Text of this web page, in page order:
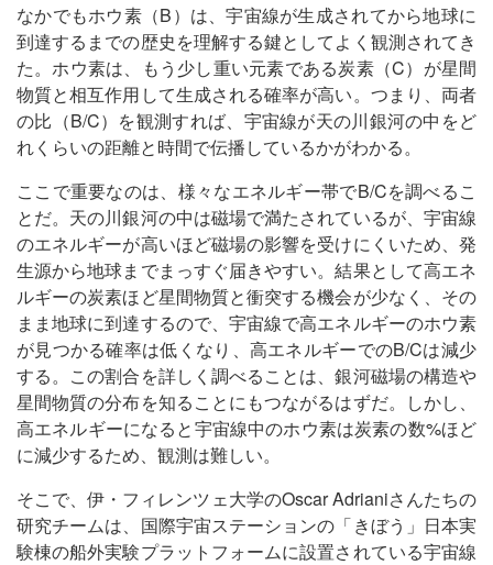
なかでもホウ素（B）は、宇宙線が生成されてから地球に
到達するまでの歴史を理解する鍵としてよく観測されてき
た。ホウ素は、もう少し重い元素である炭素（C）が星間
物質と相互作用して生成される確率が高い。つまり、両者
の比（B/C）を観測すれば、宇宙線が天の川銀河の中をど
れくらいの距離と時間で伝播しているかがわかる。
ここで重要なのは、様々なエネルギー帯でB/Cを調べるこ
とだ。天の川銀河の中は磁場で満たされているが、宇宙線
のエネルギーが高いほど磁場の影響を受けにくいため、発
生源から地球までまっすぐ届きやすい。結果として高エネ
ルギーの炭素ほど星間物質と衝突する機会が少なく、その
まま地球に到達するので、宇宙線で高エネルギーのホウ素
が見つかる確率は低くなり、高エネルギーでのB/Cは減少
する。この割合を詳しく調べることは、銀河磁場の構造や
星間物質の分布を知ることにもつながるはずだ。しかし、
高エネルギーになると宇宙線中のホウ素は炭素の数%ほど
に減少するため、観測は難しい。
そこで、伊・フィレンツェ大学のOscar Adrianiさんたちの
研究チームは、国際宇宙ステーションの「きぼう」日本実
験棟の船外実験プラットフォームに設置されている宇宙線